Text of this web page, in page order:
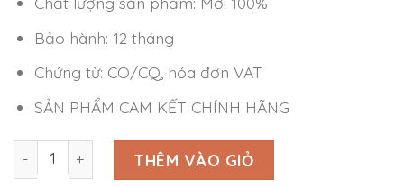
Bảo hành: 12 tháng
Chứng từ: CO/CQ, hóa đơn VAT
SẢN PHẨM CAM KẾT CHÍNH HÃNG
Nguồn Meanwell EPS-25-36 (25.2W 36V 0.7A) số lượng
THÊM VÀO GIỎ